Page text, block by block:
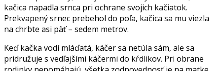
kačica napadla srnca pri ochrane svojich kačiatok.
Prekvapený srnec prebehol do poľa, kačica sa mu viezla
na chrbte asi päť – sedem metrov.
Keď kačka vodí mláďatá, káčer sa netúla sám, ale sa
pridružuje s vedľajšími káčermi do kŕdlikov. Pri obrane